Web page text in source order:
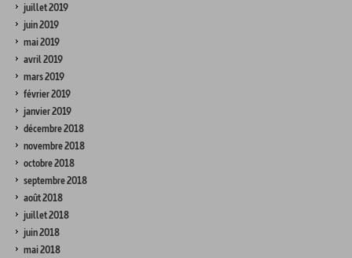
juillet 2019
juin 2019
mai 2019
avril 2019
mars 2019
février 2019
janvier 2019
décembre 2018
novembre 2018
octobre 2018
septembre 2018
août 2018
juillet 2018
juin 2018
mai 2018